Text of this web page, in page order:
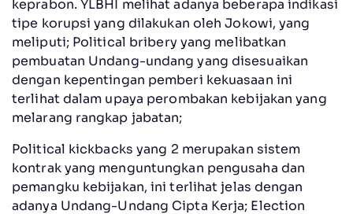
keprabon. YLBHI melihat adanya beberapa indikasi
tipe korupsi yang dilakukan oleh Jokowi, yang
meliputi; Political bribery yang melibatkan
pembuatan Undang-undang yang disesuaikan
dengan kepentingan pemberi kekuasaan ini
terlihat dalam upaya perombakan kebijakan yang
melarang rangkap jabatan;
Political kickbacks yang 2 merupakan sistem
kontrak yang menguntungkan pengusaha dan
pemangku kebijakan, ini terlihat jelas dengan
adanya Undang-Undang Cipta Kerja; Election